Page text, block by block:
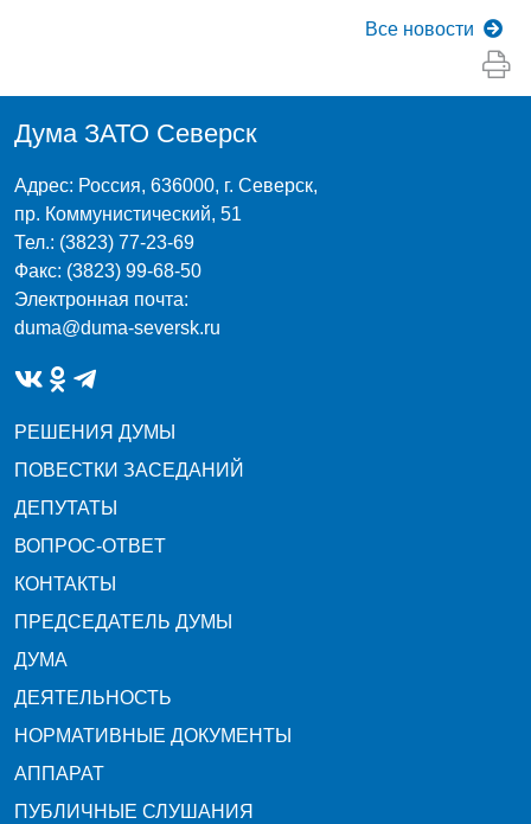
Все новости
Дума ЗАТО Северск
Адрес: Россия, 636000, г. Северск,
пр. Коммунистический, 51
Тел.: (3823) 77-23-69
Факс: (3823) 99-68-50
Электронная почта:
duma@duma-seversk.ru
РЕШЕНИЯ ДУМЫ
ПОВЕСТКИ ЗАСЕДАНИЙ
ДЕПУТАТЫ
ВОПРОС-ОТВЕТ
КОНТАКТЫ
ПРЕДСЕДАТЕЛЬ ДУМЫ
ДУМА
ДЕЯТЕЛЬНОСТЬ
НОРМАТИВНЫЕ ДОКУМЕНТЫ
АППАРАТ
ПУБЛИЧНЫЕ СЛУШАНИЯ